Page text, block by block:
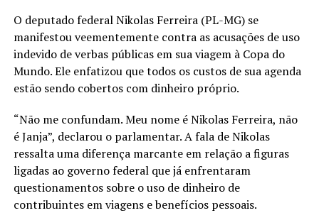
O deputado federal Nikolas Ferreira (PL-MG) se
manifestou veementemente contra as acusações de uso
indevido de verbas públicas em sua viagem à Copa do
Mundo. Ele enfatizou que todos os custos de sua agenda
estão sendo cobertos com dinheiro próprio.
“Não me confundam. Meu nome é Nikolas Ferreira, não
é Janja”, declarou o parlamentar. A fala de Nikolas
ressalta uma diferença marcante em relação a figuras
ligadas ao governo federal que já enfrentaram
questionamentos sobre o uso de dinheiro de
contribuintes em viagens e benefícios pessoais.